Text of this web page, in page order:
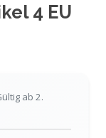
4 EU
ab 2.